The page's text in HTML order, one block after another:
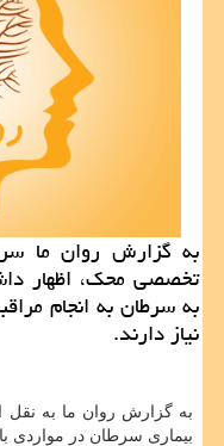
به گزارش روان ما
تخصصی محك، اظهار
به سرطان به انجام
نیاز دارند.
به گزارش روان ما به نقل
بیماری سرطان در مواردی